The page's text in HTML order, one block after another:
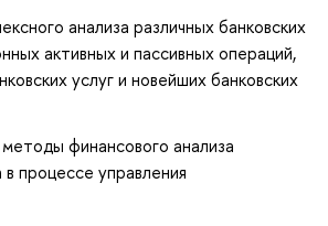
анализа различных банковских
активных и пассивных операций,
услуг и новейших банковских
финансового анализа
процессе управления